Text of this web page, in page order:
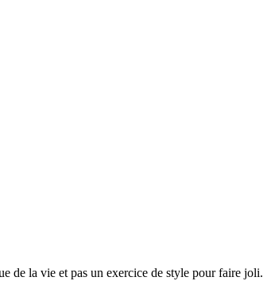
de la vie et pas un exercice de style pour faire joli.